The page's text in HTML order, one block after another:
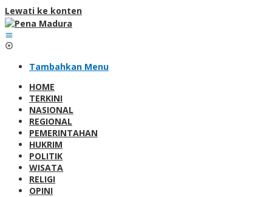
Lewati ke konten
Tambahkan Menu
HOME
TERKINI
NASIONAL
REGIONAL
PEMERINTAHAN
HUKRIM
POLITIK
WISATA
RELIGI
OPINI